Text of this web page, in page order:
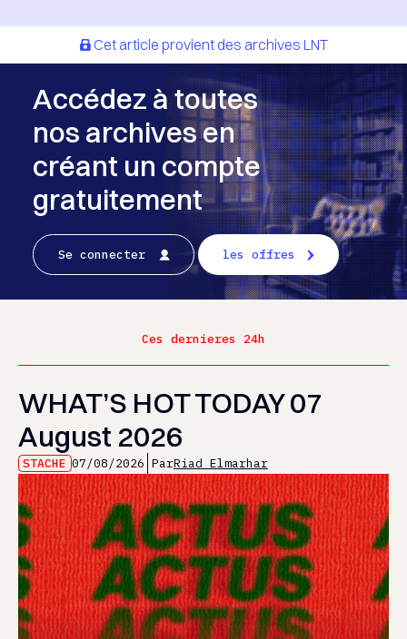
Cet article provient des archives LNT
Accédez à toutes
nos archives en
créant un compte
gratuitement
Se connecter les offres
Ces dernieres 24h
WHAT’S HOT TODAY 07
August 2026
STACHE 07/08/2026 ParRiad Elmarhar